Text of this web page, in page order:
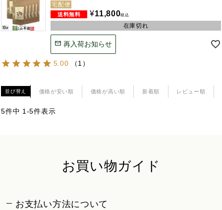
宅配便
¥11,800税込
在庫切れ
再入荷お知らせ
5.00 （1 ）
並び替え 価格が安い順 価格が高い順 新着順 レビュー順
5件中 1 -5件表示
お買い物ガイド
お支払い方法について